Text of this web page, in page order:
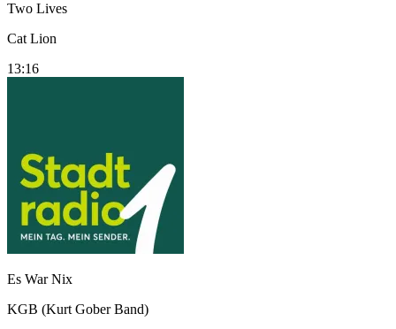
Two Lives
Cat Lion
13:16
Es War Nix
KGB (Kurt Gober Band)